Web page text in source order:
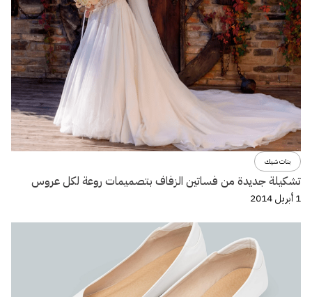
بنات شيك
تشكيلة جديدة من فساتين الزفاف بتصميمات روعة لكل عروس
1 أبريل 2014